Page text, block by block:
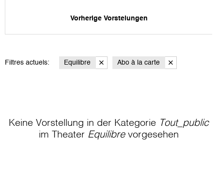
Vorherige Vorstelungen
Filtres actuels: Equilibre Abo à la carte
Keine Vorstellung in der Kategorie Tout_public
im Theater Equilibrevorgesehen